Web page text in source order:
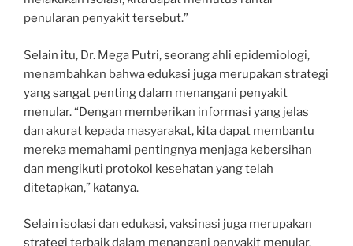
penularan penyakit tersebut.”
Selain itu, Dr. Mega Putri, seorang ahli epidemiologi,
menambahkan bahwa edukasi juga merupakan strategi
yang sangat penting dalam menangani penyakit
menular. “Dengan memberikan informasi yang jelas
dan akurat kepada masyarakat, kita dapat membantu
mereka memahami pentingnya menjaga kebersihan
dan mengikuti protokol kesehatan yang telah
ditetapkan,” katanya.
Selain isolasi dan edukasi, vaksinasi juga merupakan
strategi terbaik dalam menangani penyakit menular.